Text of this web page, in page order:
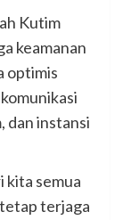
Kutim
keamanan
optimis
dan instansi
kita semua
terjaga